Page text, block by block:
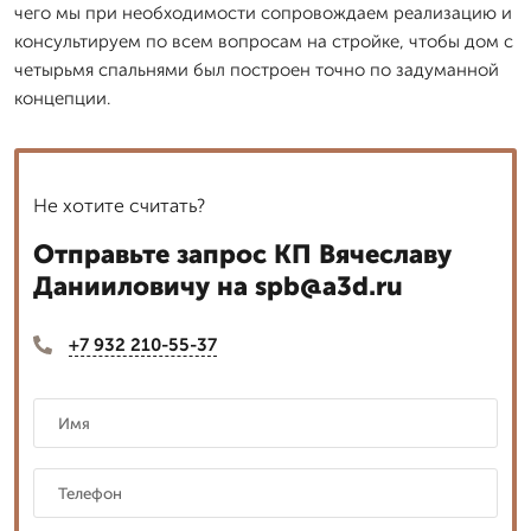
чего мы при необходимости сопровождаем реализацию и
консультируем по всем вопросам на стройке, чтобы дом с
четырьмя спальнями был построен точно по задуманной
концепции.
Не хотите считать?
Отправьте запрос КП Вячеславу
Данииловичу на spb@a3d.ru
+7 932 210-55-37